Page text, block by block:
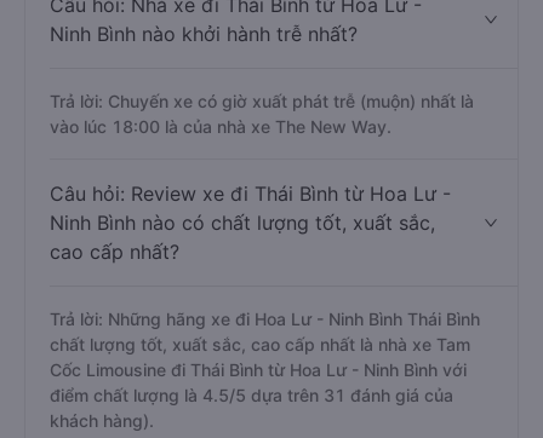
Câu hỏi: Nhà xe đi Thái Bình từ Hoa Lư -
Ninh Bình nào khởi hành trễ nhất?
Trả lời: Chuyến xe có giờ xuất phát trễ (muộn) nhất là
vào lúc 18:00 là của nhà xe The New Way.
Câu hỏi: Review xe đi Thái Bình từ Hoa Lư -
Ninh Bình nào có chất lượng tốt, xuất sắc,
cao cấp nhất?
Trả lời: Những hãng xe đi Hoa Lư - Ninh Bình Thái Bình
chất lượng tốt, xuất sắc, cao cấp nhất là nhà xe Tam
Cốc Limousine đi Thái Bình từ Hoa Lư - Ninh Bình với
điểm chất lượng là 4.5/5 dựa trên 31 đánh giá của
khách hàng).